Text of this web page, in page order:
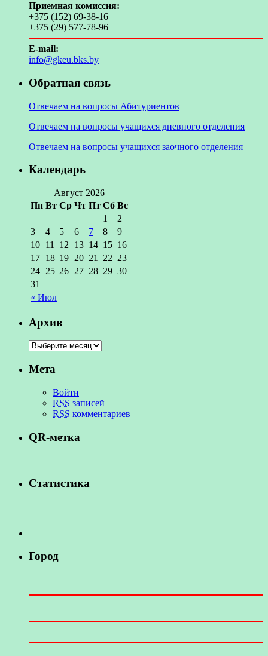
Приемная комиссия:
+375 (152) 69-38-16
+375 (29) 577-78-96
E-mail:
info@gkeu.bks.by
Обратная связь
Отвечаем на вопросы Абитуриентов
Отвечаем на вопросы учащихся дневного отделения
Отвечаем на вопросы учащихся заочного отделения
Календарь
Август 2026
Пн Вт Ср Чт Пт Сб Вс
« Июл
1
2
3
4 5 6 7 8
9
10 11 12 13 14 15 16
17 18 19 20 21 22 23
24 25 26 27 28 29 30
31
Архив
Мета
Войти
RSS записей
RSS комментариев
QR-метка
Статистика
Город